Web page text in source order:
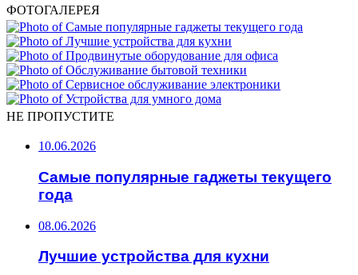
ФОТОГАЛЕРЕЯ
НЕ ПРОПУСТИТЕ
10.06.2026
Самые популярные гаджеты текущего
года
08.06.2026
Лучшие устройства для кухни